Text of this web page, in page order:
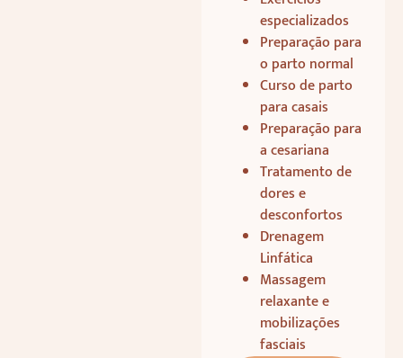
especializados
Preparação para
o parto normal
Curso de parto
para casais
Preparação para
a cesariana
Tratamento de
dores e
desconfortos
Drenagem
Linfática
Massagem
relaxante e
mobilizações
fasciais